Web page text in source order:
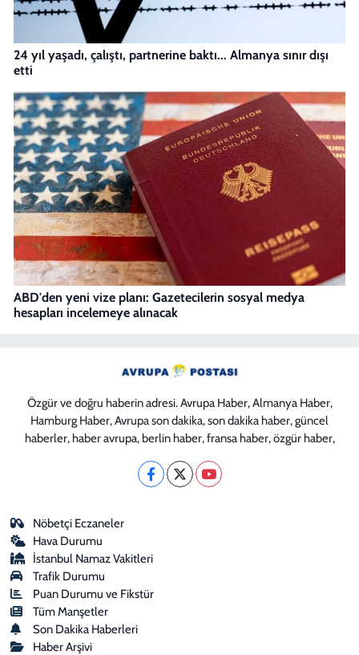
24 yıl yaşadı, çalıştı, partnerine baktı... Almanya sınır dışı
etti
ABD'den yeni vize planı: Gazetecilerin sosyal medya
hesapları incelemeye alınacak
Özgür ve doğru haberin adresi. Avrupa Haber, Almanya Haber,
Hamburg Haber, Avrupa son dakika, son dakika haber, güncel
haberler, haber avrupa, berlin haber, fransa haber, özgür haber,
Nöbetçi Eczaneler
Hava Durumu
İstanbul Namaz Vakitleri
Trafik Durumu
Puan Durumu ve Fikstür
Tüm Manşetler
Son Dakika Haberleri
Haber Arşivi